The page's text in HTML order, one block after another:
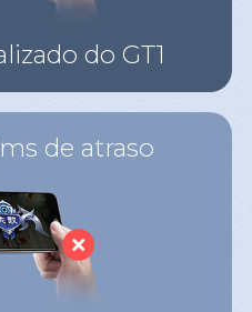
do GT1
de atraso